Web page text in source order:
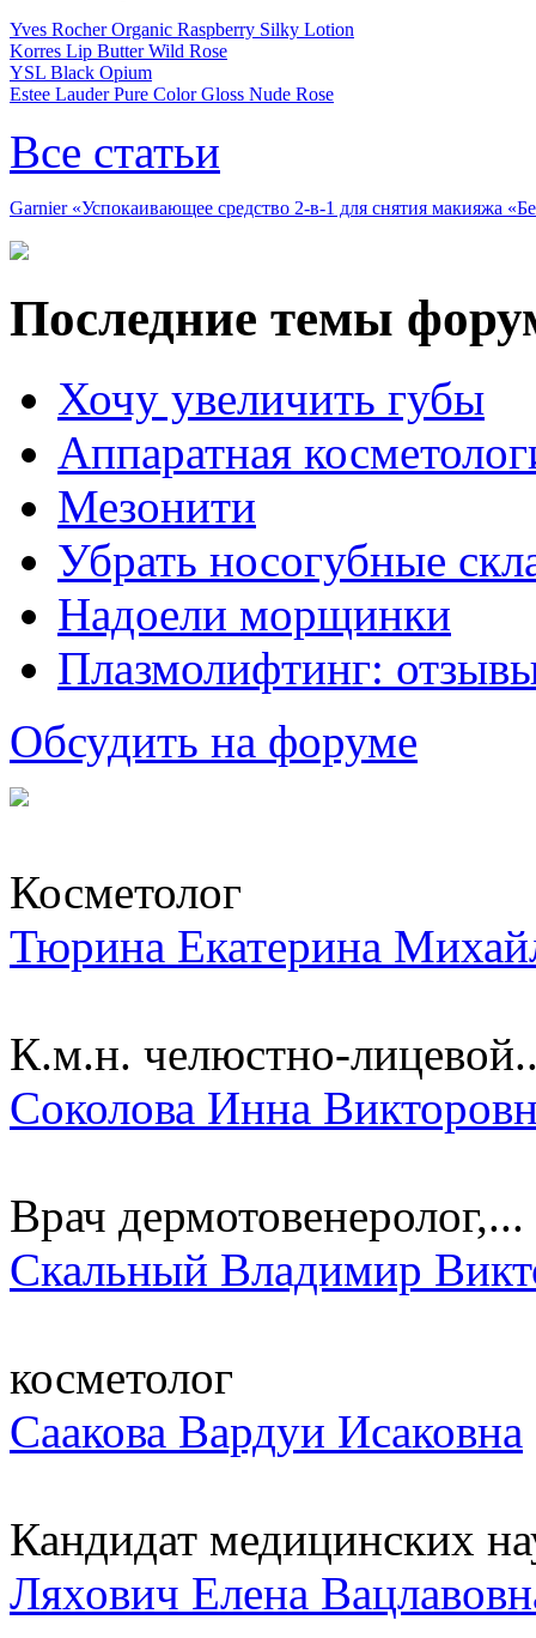
Yves Rocher Organic Raspberry Silky Lotion
Korres Lip Butter Wild Rose
YSL Black Opium
Estee Lauder Pure Color Gloss Nude Rose
Все статьи
Garnier «Успокаивающее средство 2-в-1 для снятия макияжа
Последние темы
Хочу увеличить губы
Аппаратная
Мезонити
Убрать носогубные
Надоели морщинки
Плазмолифтинг:
Обсудить на форуме
Косметолог
Тюрина Екатерина
К.м.н. челюстно-
Соколова Инна
Врач дермотовенеролог,...
Скальный Владимир
косметолог
Саакова Вардуи Исаковна
Кандидат медицинских
Ляхович Елена